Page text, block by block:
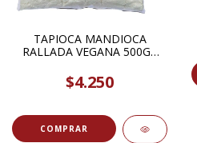
TAPIOCA MANDIOCA
RALLADA VEGANA 500GR
$4.250